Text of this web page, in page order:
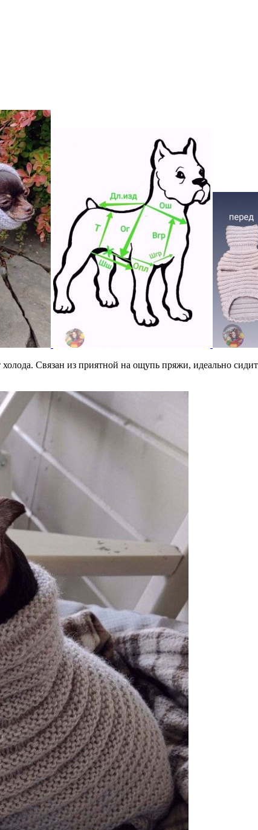
Связан из приятной на ощупь пряжи, идеально